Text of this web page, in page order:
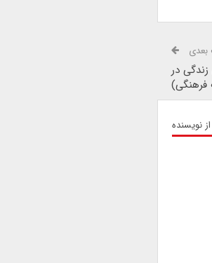
در
فرهنگی)
نویسنده